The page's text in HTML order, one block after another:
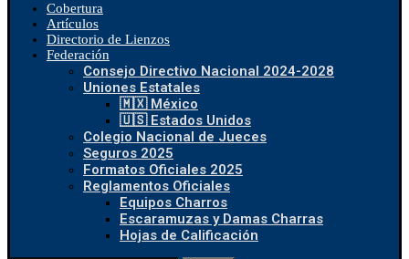
Cobertura
Artículos
Directorio de Lienzos
Federación
Consejo Directivo Nacional 2024-2028
Uniones Estatales
🇲🇽 México
🇺🇸 Estados Unidos
Colegio Nacional de Jueces
Seguros 2025
Formatos Oficiales 2025
Reglamentos Oficiales
Equipos Charros
Escaramuzas y Damas Charras
Hojas de Calificación